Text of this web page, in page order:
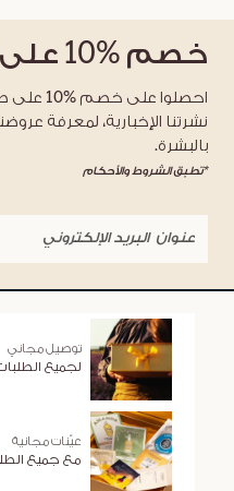
خصم %10
احصلوا
نشرتنا الإخبارية، لمعرفة
بالبشرة.
*تطبق الشروط والأحكام
توصيل مجاني
لجميع الطلبات
عيّنات مجانية
مع جميع